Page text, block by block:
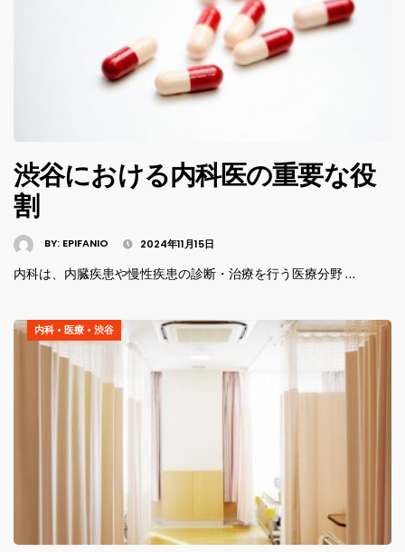
渋谷における内科医の重要な役
割
BY: EPIFANIO 2024年11月15日
内科は、内臓疾患や慢性疾患の診断・治療を行う医療分野 …
内科 • 医療 • 渋谷